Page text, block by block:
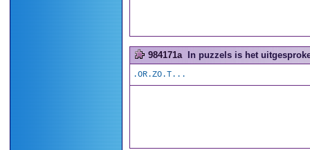
984171a In puzzels is het
.OR.ZO.T...